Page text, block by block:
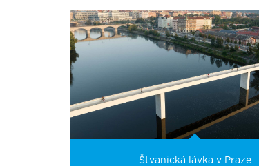
Štvanická lávka v Praze